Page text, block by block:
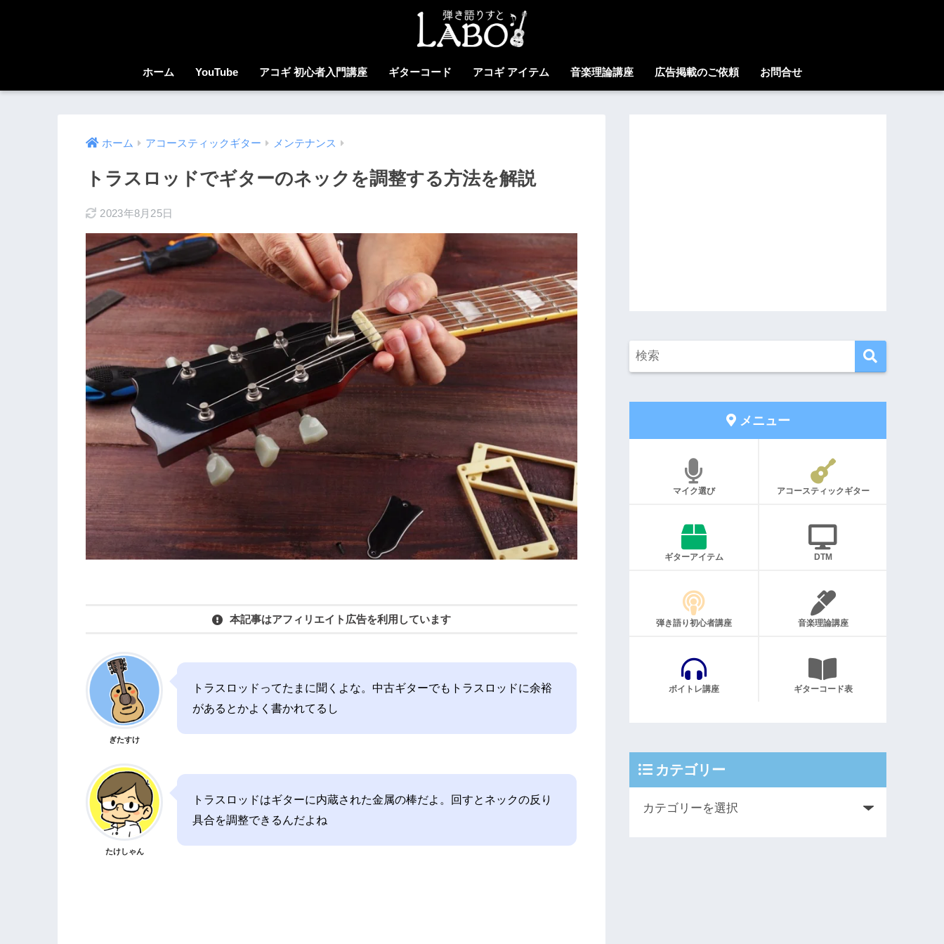
ホーム YouTube アコギ 初心者入門講座 ギターコード アコギ アイテム 音楽理論講座 広告掲載のご依頼 お問合せ
ホーム アコースティックギター メンテナンス
トラスロッドでギターのネックを調整する方法を解説
2023年8月25日
本記事はアフィリエイト広告を利用しています
ぎたすけ
トラスロッドってたまに聞くよな。中古ギターでもトラスロッドに余裕
があるとかよく書かれてるし
たけしゃん
トラスロッドはギターに内蔵された金属の棒だよ。回すとネックの反り
具合を調整できるんだよね
メニュー
マイク選び アコースティックギター
ギターアイテム DTM
弾き語り初心者講座 音楽理論講座
ボイトレ講座 ギターコード表
カテゴリー